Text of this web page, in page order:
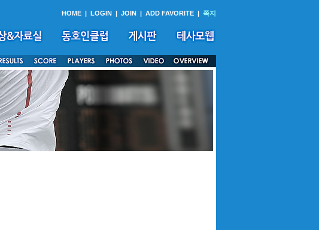
HOME | LOGIN | JOIN | ADD FAVORITE | 쪽지